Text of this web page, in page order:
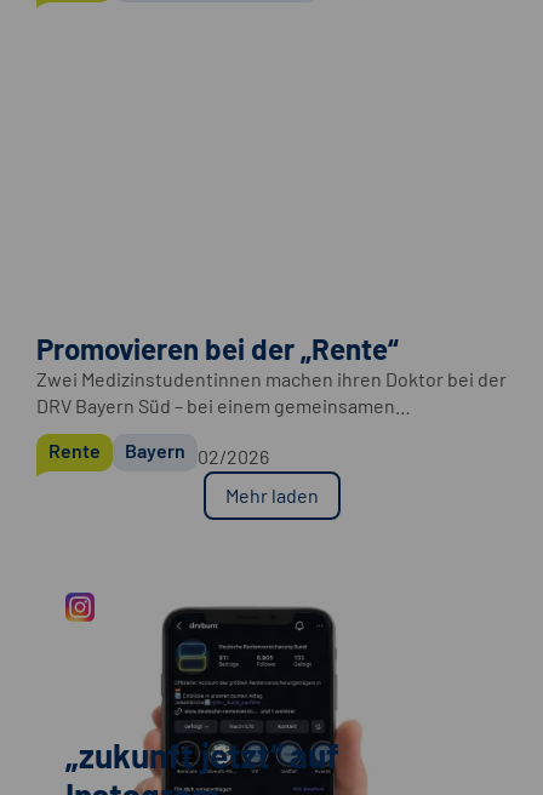
Promovieren bei der „Rente“
Zwei Medizinstudentinnen machen ihren Doktor bei der
DRV Bayern Süd – bei einem gemeinsamen
Forschungsprojekt der Sozialmedizin mit der LMU
München.
Rente Bayern
02/2026
Mehr laden
„zukunft jetzt“ auf